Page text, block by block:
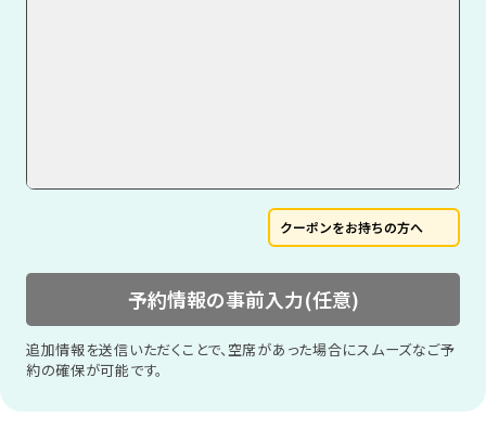
クーポンをお持ちの方へ
予約情報の事前入力(任意)
追加情報を送信いただくことで、空席があった場合にスムーズなご予
約の確保が可能です。